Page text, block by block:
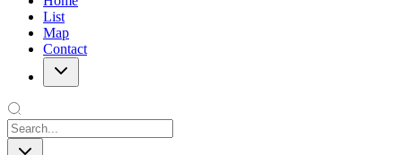
List
Map
Contact